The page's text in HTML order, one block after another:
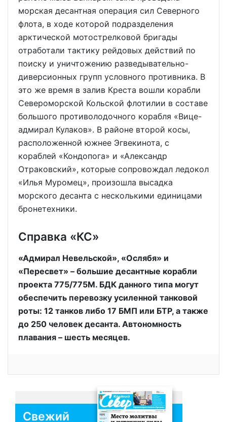
морская десантная операция сил Северного
флота, в ходе которой подразделения
арктической мотострелковой бригады
отработали тактику рейдовых действий по
поиску и уничтожению разведывательно-
диверсионных групп условного противника. В
это же время в залив Креста вошли корабли
Североморской Кольской флотилии в составе
большого противолодочного корабля «Вице-
адмирал Кулаков». В районе второй косы,
расположенной южнее Эгвекинота, с
кораблей «Кондопога» и «Александр
Отраковский», которые сопровождал ледокол
«Илья Муромец», произошла высадка
морского десанта с несколькими единицами
бронетехники.
Справка «КС»
«Адмирал Невельской», «Ослябя» и
«Пересвет» – большие десантные корабли
проекта 775/775М. БДК данного типа могут
обеспечить перевозку усиленной танковой
роты: 12 танков либо 17 БМП или БТР, а также
до 250 человек десанта. Автономность
плавания – шесть месяцев.
Свежий